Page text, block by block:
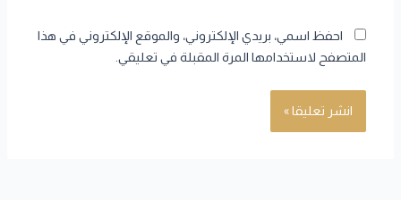
احفظ اسمي، بريدي الإلكتروني، والموقع الإلكتروني في هذا
المتصفح لاستخدامها المرة المقبلة في تعليقي.